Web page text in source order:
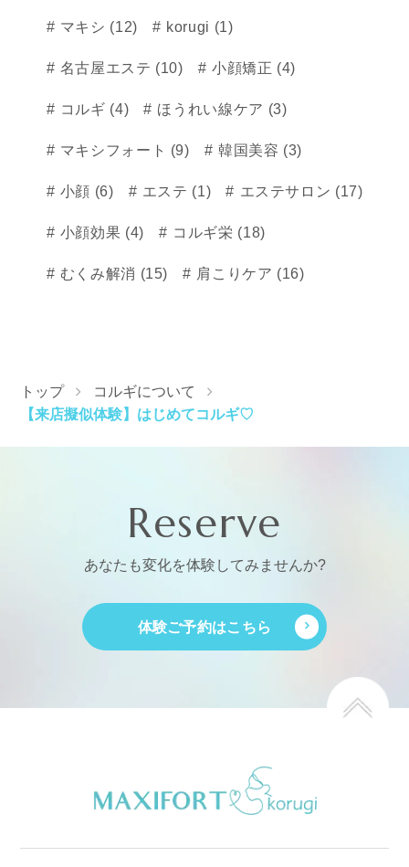
マキシ (12) korugi (1)
名古屋エステ (10) 小顔矯正 (4)
コルギ (4) ほうれい線ケア (3)
マキシフォート (9) 韓国美容 (3)
小顔 (6) エステ (1) エステサロン (17)
小顔効果 (4) コルギ栄 (18)
むくみ解消 (15) 肩こりケア (16)
トップ
コルギについて
【来店擬似体験】はじめてコルギ♡
Reserve
あなたも変化を体験してみませんか?
体験ご予約はこちら